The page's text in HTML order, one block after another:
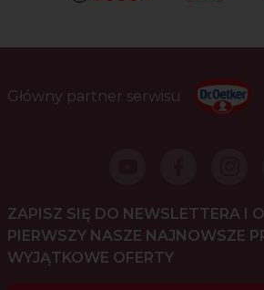
Główny partner serwisu
ZAPISZ SIĘ DO NEWSLETTERA I
PIERWSZY NASZE NAJNOWSZE
WYJĄTKOWE OFERTY